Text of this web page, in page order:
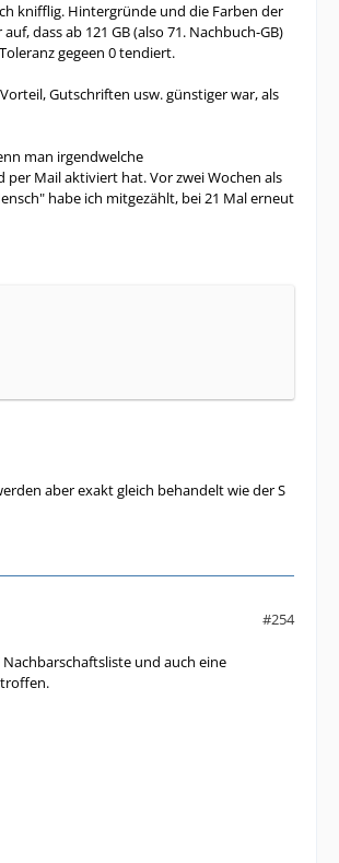
knifflig. Hintergründe und die Farben der
dass ab 121 GB (also 71. Nachbuch-GB)
gegeen 0 tendiert.
Gutschriften usw. günstiger war, als
man irgendwelche
per Mail aktiviert hat. Vor zwei Wochen als
habe ich mitgezählt, bei 21 Mal erneut
aber exakt gleich behandelt wie der S
#254
und auch eine